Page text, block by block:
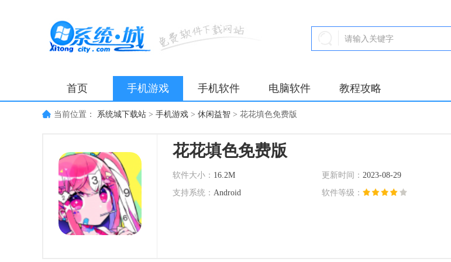
首页 手机游戏 手机软件 电脑软件 教程攻略
当前位置： 系统城下载站 > 手机游戏 > 休闲益智 > 花花填色免费版
花花填色免费版
软件大小： 16.2M 更新时间： 2023-08-29
支持系统： Android 软件等级：